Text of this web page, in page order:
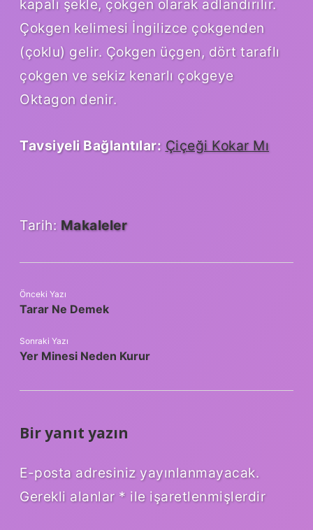
kapalı şekle, çokgen olarak adlandırılır.
Çokgen kelimesi İngilizce çokgenden
(çoklu) gelir. Çokgen üçgen, dört taraflı
çokgen ve sekiz kenarlı çokgeye
Oktagon denir.
Tavsiyeli Bağlantılar: Çiçeği Kokar Mı
Tarih: Makaleler
Önceki Yazı
Tarar Ne Demek
Sonraki Yazı
Yer Minesi Neden Kurur
Bir yanıt yazın
E-posta adresiniz yayınlanmayacak.
Gerekli alanlar * ile işaretlenmişlerdir